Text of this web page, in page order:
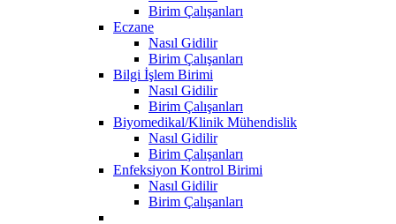
Birim Çalışanları
Eczane
Nasıl Gidilir
Birim Çalışanları
Bilgi İşlem Birimi
Nasıl Gidilir
Birim Çalışanları
Biyomedikal/Klinik Mühendislik
Nasıl Gidilir
Birim Çalışanları
Enfeksiyon Kontrol Birimi
Nasıl Gidilir
Birim Çalışanları